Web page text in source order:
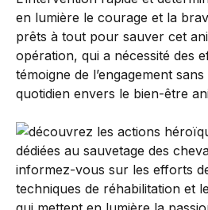
en lumière le courage et la
prêts à tout pour sauver cet
opération, qui a nécessité des
témoigne de l’engagement
quotidien envers le bien-être